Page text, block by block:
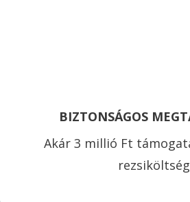
BIZTONSÁGOS
Akár 3 millió Ft
rezsiköltség